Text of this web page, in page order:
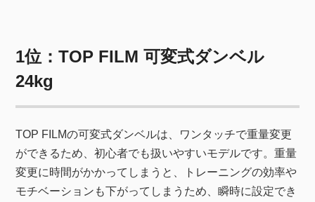
1位：TOP FILM 可変式ダンベル
24kg
TOP FILMの可変式ダンベルは、ワンタッチで重量変更
ができるため、初心者でも扱いやすいモデルです。重量
変更に時間がかかってしまうと、トレーニングの効率や
モチベーションも下がってしまうため、瞬時に設定でき